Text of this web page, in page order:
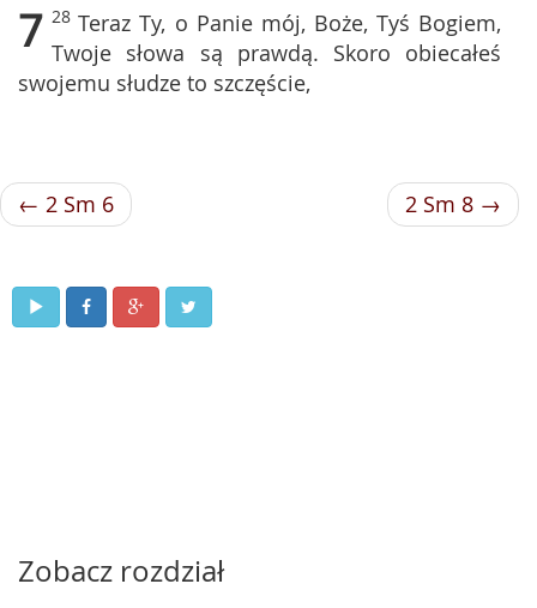
7 28Teraz Ty, o Panie mój, Boże, Tyś Bogiem,
Twoje słowa są prawdą. Skoro obiecałeś
swojemu słudze to szczęście,
← 2 Sm 6 2 Sm 8 →
Zobacz rozdział